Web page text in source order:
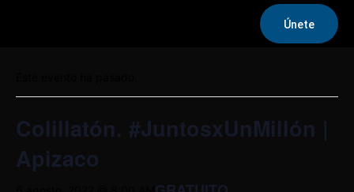
Únete
Colillatón. #JuntosxUnMillón |
Apizaco